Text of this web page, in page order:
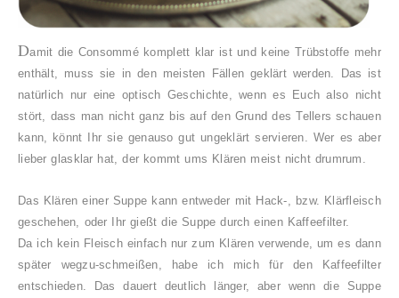
Damit die Consommé komplett klar ist und keine Trübstoffe mehr
enthält, muss sie in den meisten Fällen geklärt werden. Das ist
natürlich nur eine optisch Geschichte, wenn es Euch also nicht
stört, dass man nicht ganz bis auf den Grund des Tellers schauen
kann, könnt Ihr sie genauso gut ungeklärt servieren. Wer es aber
lieber glasklar hat, der kommt ums Klären meist nicht drumrum.
Das Klären einer Suppe kann entweder mit Hack-, bzw. Klärfleisch
geschehen, oder Ihr gießt die Suppe durch einen Kaffeefilter.
Da ich kein Fleisch einfach nur zum Klären verwende, um es dann
später wegzu-schmeißen, habe ich mich für den Kaffeefilter
entschieden. Das dauert deutlich länger, aber wenn die Suppe